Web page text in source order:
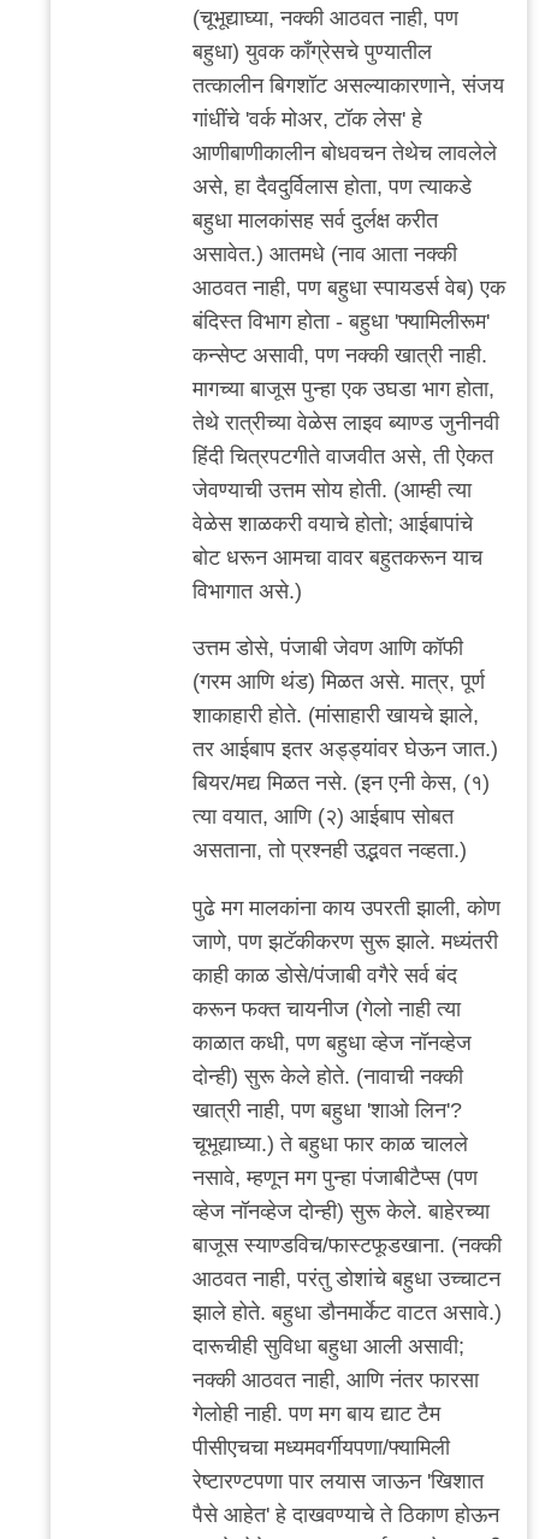
(चूभूद्याघ्या, नक्की आठवत नाही, पण
बहुधा) युवक काँग्रेसचे पुण्यातील
तत्कालीन बिगशॉट असल्याकारणाने, संजय
गांधींचे 'वर्क मोअर, टॉक लेस' हे
आणीबाणीकालीन बोधवचन तेथेच लावलेले
असे, हा दैवदुर्विलास होता, पण त्याकडे
बहुधा मालकांसह सर्व दुर्लक्ष करीत
असावेत.) आतमधे (नाव आता नक्की
आठवत नाही, पण बहुधा स्पायडर्स वेब) एक
बंदिस्त विभाग होता - बहुधा 'फ्यामिलीरूम'
कन्सेप्ट असावी, पण नक्की खात्री नाही.
मागच्या बाजूस पुन्हा एक उघडा भाग होता,
तेथे रात्रीच्या वेळेस लाइव ब्याण्ड जुनीनवी
हिंदी चित्रपटगीते वाजवीत असे, ती ऐकत
जेवण्याची उत्तम सोय होती. (आम्ही त्या
वेळेस शाळकरी वयाचे होतो; आईबापांचे
बोट धरून आमचा वावर बहुतकरून याच
विभागात असे.)
उत्तम डोसे, पंजाबी जेवण आणि कॉफी
(गरम आणि थंड) मिळत असे. मात्र, पूर्ण
शाकाहारी होते. (मांसाहारी खायचे झाले,
तर आईबाप इतर अड्ड्यांवर घेऊन जात.)
बियर/मद्य मिळत नसे. (इन एनी केस, (१)
त्या वयात, आणि (२) आईबाप सोबत
असताना, तो प्रश्नही उद्भवत नव्हता.)
पुढे मग मालकांना काय उपरती झाली, कोण
जाणे, पण झटॅकीकरण सुरू झाले. मध्यंतरी
काही काळ डोसे/पंजाबी वगैरे सर्व बंद
करून फक्त चायनीज (गेलो नाही त्या
काळात कधी, पण बहुधा व्हेज नॉनव्हेज
दोन्ही) सुरू केले होते. (नावाची नक्की
खात्री नाही, पण बहुधा 'शाओ लिन'?
चूभूद्याघ्या.) ते बहुधा फार काळ चालले
नसावे, म्हणून मग पुन्हा पंजाबीटैप्स (पण
व्हेज नॉनव्हेज दोन्ही) सुरू केले. बाहेरच्या
बाजूस स्याण्डविच/फास्टफूडखाना. (नक्की
आठवत नाही, परंतु डोशांचे बहुधा उच्चाटन
झाले होते. बहुधा डौनमार्केट वाटत असावे.)
दारूचीही सुविधा बहुधा आली असावी;
नक्की आठवत नाही, आणि नंतर फारसा
गेलोही नाही. पण मग बाय द्याट टैम
पीसीएचचा मध्यमवर्गीयपणा/फ्यामिली
रेष्टारण्टपणा पार लयास जाऊन 'खिशात
पैसे आहेत' हे दाखवण्याचे ते ठिकाण होऊन